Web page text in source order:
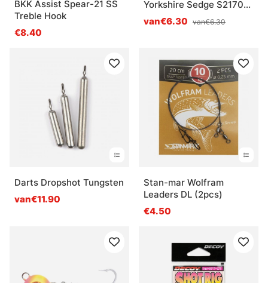
BKK Assist Spear-21 SS
Treble Hook
€8.40
Yorkshire Sedge S2170
25-pack
van€6.30 van€6.30
Darts Dropshot Tungsten
van€11.90
Stan-mar Wolfram
Leaders DL (2pcs)
€4.50